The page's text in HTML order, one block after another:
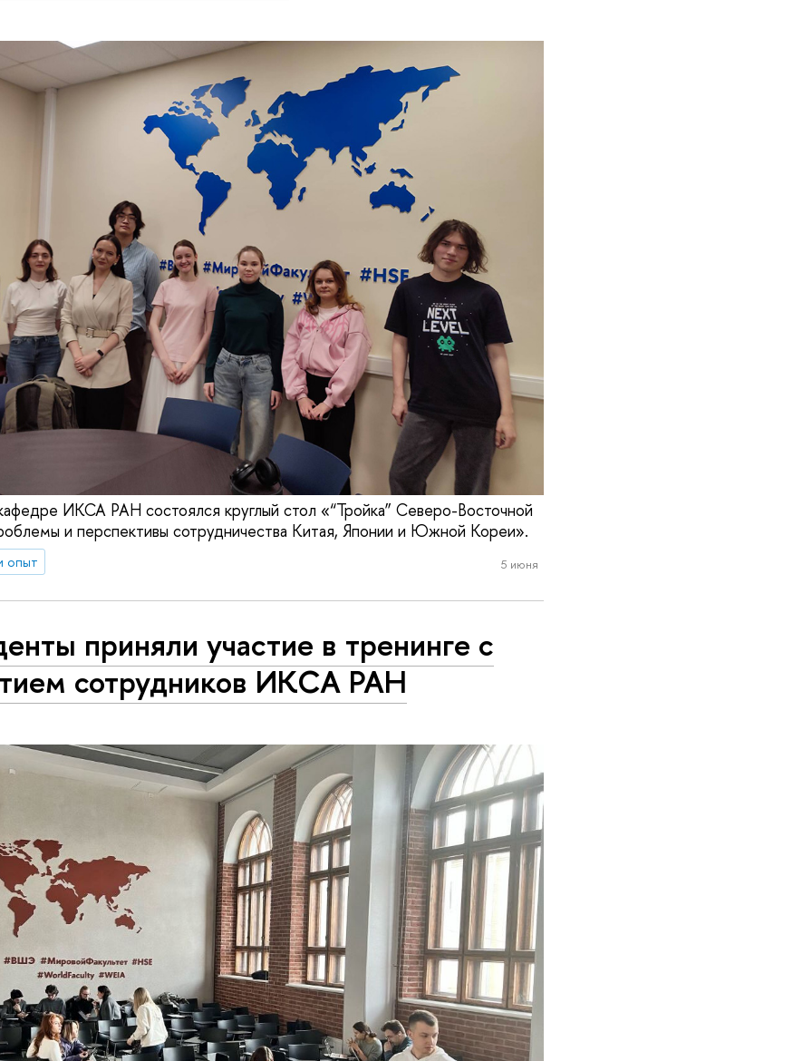
ИКСА РАН состоялся круглый стол «“Тройка” Северо-Восточной
и перспективы сотрудничества Китая, Японии и Южной Кореи».
опыт 5 июня
приняли участие в тренинге с
сотрудников ИКСА РАН